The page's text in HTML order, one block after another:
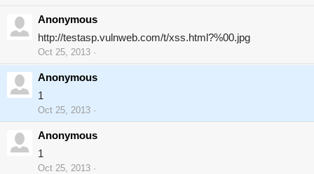
Anonymous
http://testasp.vulnweb.com/t/xss.html?%00.jpg
Oct 25, 2013
Anonymous
1
Oct 25, 2013
Anonymous
1
Oct 25, 2013